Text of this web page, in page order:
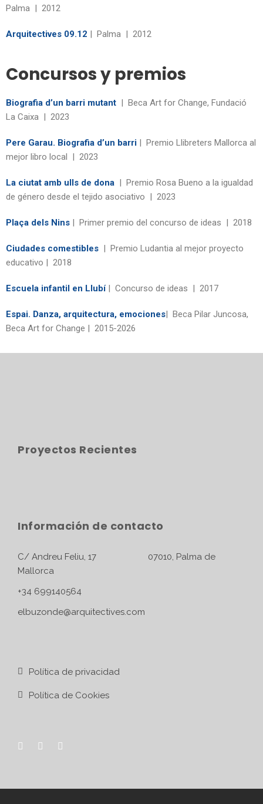
Palma | 2012
Arquitectives 09.12 | Palma | 2012
Concursos y premios
Biografia d’un barri mutant | Beca Art for Change, Fundació
La Caixa | 2023
Pere Garau. Biografia d’un barri | Premio Llibreters Mallorca al
mejor libro local | 2023
La ciutat amb ulls de dona | Premio Rosa Bueno a la igualdad
de género desde el tejido asociativo | 2023
Plaça dels Nins | Primer premio del concurso de ideas | 2018
Ciudades comestibles | Premio Ludantia al mejor proyecto
educativo | 2018
Escuela infantil en Llubí | Concurso de ideas | 2017
Espai. Danza, arquitectura, emociones| Beca Pilar Juncosa,
Beca Art for Change | 2015-2026
Proyectos Recientes
Información de contacto
C/ Andreu Feliu, 17 07010, Palma de
Mallorca
+34 699140564
elbuzonde@arquitectives.com
Política de privacidad
Política de Cookies